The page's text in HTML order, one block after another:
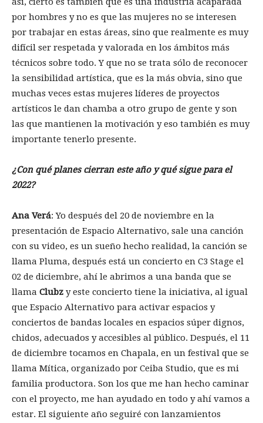
por hombres y no es que las mujeres no se interesen
por trabajar en estas áreas, sino que realmente es muy
difícil ser respetada y valorada en los ámbitos más
técnicos sobre todo. Y que no se trata sólo de reconocer
la sensibilidad artística, que es la más obvia, sino que
muchas veces estas mujeres líderes de proyectos
artísticos le dan chamba a otro grupo de gente y son
las que mantienen la motivación y eso también es muy
importante tenerlo presente.
¿Con qué planes cierran este año y qué sigue para el
2022?
Ana Verá: Yo después del 20 de noviembre en la
presentación de Espacio Alternativo, sale una canción
con su video, es un sueño hecho realidad, la canción se
llama Pluma, después está un concierto en C3 Stage el
02 de diciembre, ahí le abrimos a una banda que se
llama Clubz y este concierto tiene la iniciativa, al igual
que Espacio Alternativo para activar espacios y
conciertos de bandas locales en espacios súper dignos,
chidos, adecuados y accesibles al público. Después, el 11
de diciembre tocamos en Chapala, en un festival que se
llama Mítica, organizado por Ceiba Studio, que es mi
familia productora. Son los que me han hecho caminar
con el proyecto, me han ayudado en todo y ahí vamos a
estar. El siguiente año seguiré con lanzamientos